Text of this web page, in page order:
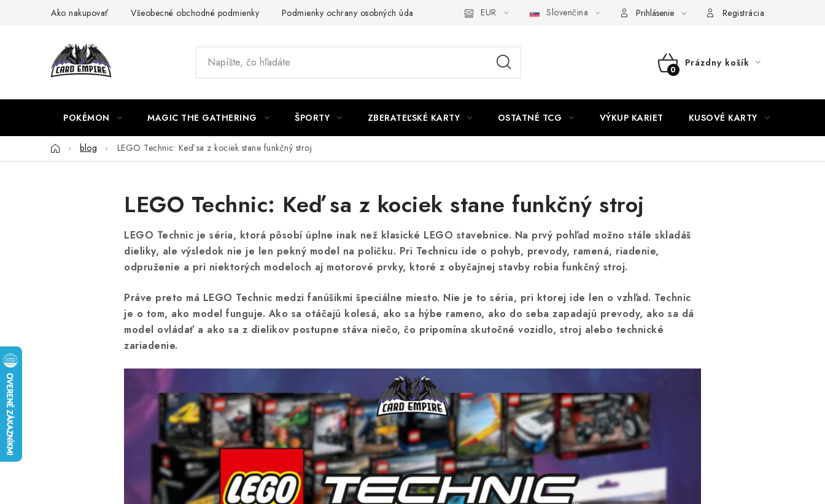
Ako nakupovať Všeobecné obchodné podmienky Podmienky ochrany osobných údajov a poučenie o Cookies Kontakty Doprava a platba Práca v CardEmpire
EUR Slovenčina Prihlásenie Registrácia
NÁKUPNÝ
Prázdny košík
POKÉMON MAGIC THE GATHERING ŠPORTY ZBERATEĽSKÉ KARTY OSTATNÉ TCG VÝKUP KARIET KUSOVÉ KARTY
Domovblog LEGO Technic: Keď sa z kociek stane funkčný stroj
LEGO Technic: Keď sa z kociek stane funkčný stroj
LEGO Technic je séria, ktorá pôsobí úplne inak než klasické LEGO stavebnice. Na prvý pohľad možno stále skladáš
dieliky, ale výsledok nie je len pekný model na poličku. Pri Technicu ide o pohyb, prevody, ramená, riadenie,
odpruženie a pri niektorých modeloch aj motorové prvky, ktoré z obyčajnej stavby robia funkčný stroj.
Práve preto má LEGO Technic medzi fanúšikmi špeciálne miesto. Nie je to séria, pri ktorej ide len o vzhľad. Technic
je o tom, ako model funguje. Ako sa otáčajú kolesá, ako sa hýbe rameno, ako do seba zapadajú prevody, ako sa dá
model ovládať a ako sa z dielikov postupne stáva niečo, čo pripomína skutočné vozidlo, stroj alebo technické
zariadenie.